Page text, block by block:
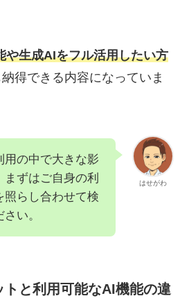
や生成AIをフル活用したい方
得できる内容になっていま
はせがわ
用の中で大きな影
ずはご自身の利
照らし合わせて検
い。
と利用可能なAI機能の違